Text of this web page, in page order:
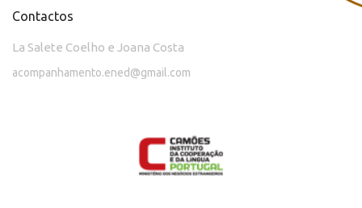
Contactos
La Salete Coelho e Joana Costa
acompanhamento.ened@gmail.com